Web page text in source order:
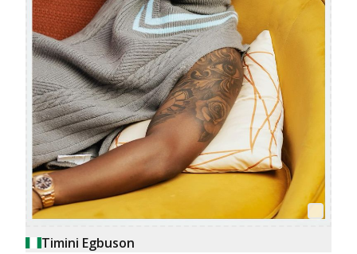
Timini Egbuson